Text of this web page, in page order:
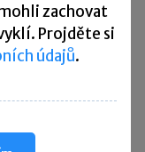
může
věku 26
zachovat
Projděte si
údajů.